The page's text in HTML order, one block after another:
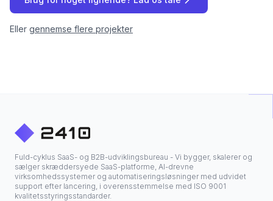
Eller gennemse flere projekter
Fuld-cyklus SaaS- og B2B-udviklingsbureau - Vi bygger, skalerer og
sælger skræddersyede SaaS-platforme, AI-drevne
virksomhedssystemer og automatiseringsløsninger med udvidet
support efter lancering, i overensstemmelse med ISO 9001
kvalitetsstyringsstandarder.